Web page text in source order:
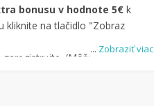
... Zobraziť viac
bonusu v hodnote 5€ k
kliknite na tlačidlo "Zobraz
zaregistrujte. (Môžete aj